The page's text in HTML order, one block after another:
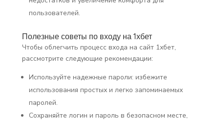
пользователей.
Полезные советы по входу на 1хбет
Чтобы облегчить процесс входа на сайт 1хбет,
рассмотрите следующие рекомендации:
Используйте надежные пароли: избежите
использования простых и легко запоминаемых
паролей.
Сохраняйте логин и пароль в безопасном месте,